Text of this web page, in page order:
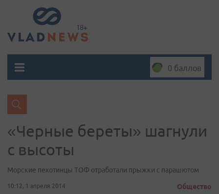
0 баллов
«Черные береты» шагнули
с высоты
Морские пехотинцы ТОФ отработали прыжки с парашютом
10:12, 1 апреля 2014 Общество